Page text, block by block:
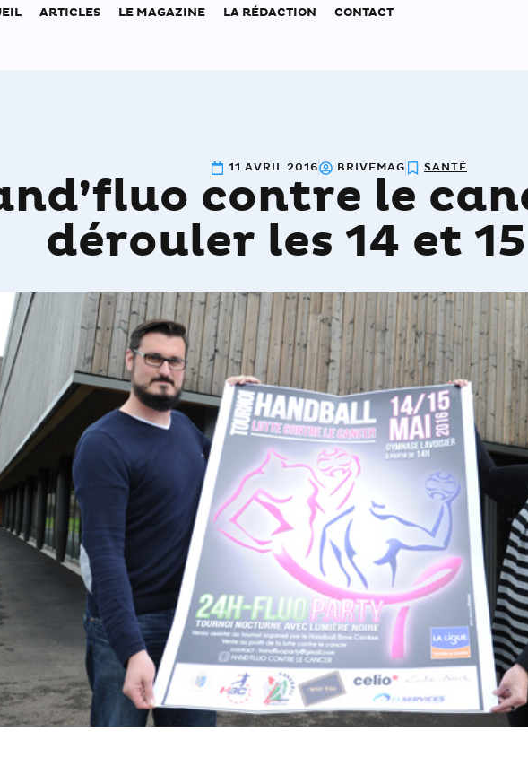
ARTICLES LE MAGAZINE LA RÉDACTION CONTACT
11 AVRIL 2016 BRIVEMAG SANTÉ
contre le
dérouler les 14 et